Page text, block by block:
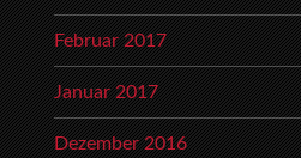
Februar 2017
Januar 2017
Dezember 2016